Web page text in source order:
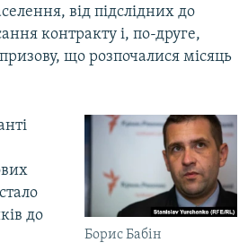
від підслідних до
контракту і, по-друге,
що розпочалися місяць
Борис Бабін
до